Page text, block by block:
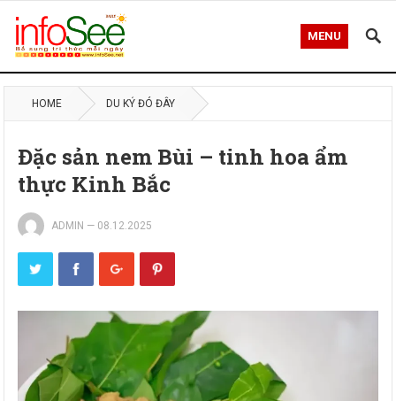
MENU
HOME DU KÝ ĐÓ ĐÂY
Ðặc sản nem Bùi – tinh hoa ẩm
thực Kinh Bắc
ADMIN — 08.12.2025